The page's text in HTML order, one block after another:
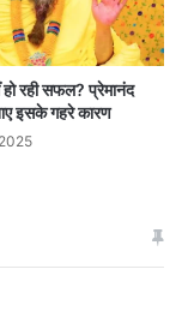
हो रही सफल? प्रेमानंद
इसके गहरे कारण
आरोपियों ने